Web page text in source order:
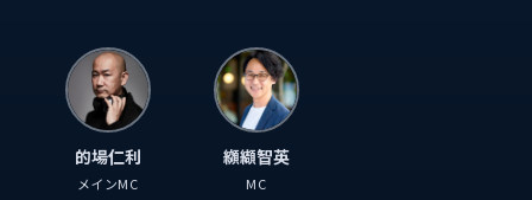
的場仁利
メインMC
纐纈智英
MC